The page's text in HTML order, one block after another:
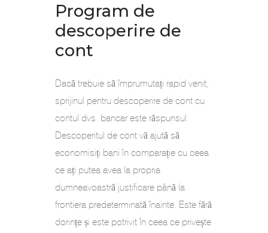
Program de
descoperire de
cont
Dacă trebuie să împrumutați rapid venit,
sprijinul pentru descoperire de cont cu
contul dvs. bancar este răspunsul.
Descoperitul de cont vă ajută să
economisiți bani în comparație cu ceea
ce ați putea avea la propria
dumneavoastră justificare până la
frontiera predeterminată înainte. Este fără
dorințe și este potrivit în ceea ce privește